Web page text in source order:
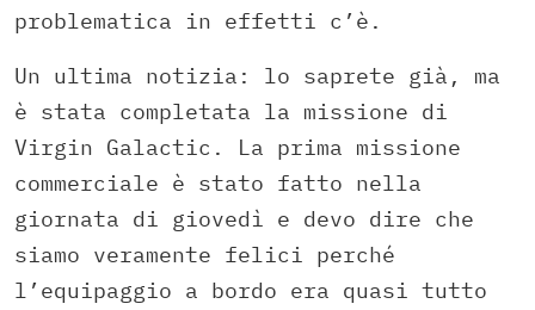
problematica in effetti c’è.
Un ultima notizia: lo saprete già, ma
è stata completata la missione di
Virgin Galactic. La prima missione
commerciale è stato fatto nella
giornata di giovedì e devo dire che
siamo veramente felici perché
l’equipaggio a bordo era quasi tutto